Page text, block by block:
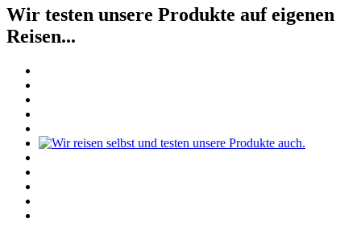
Wir testen unsere Produkte auf eigenen
Reisen...